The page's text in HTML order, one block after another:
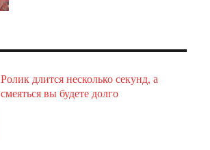
Ролик длится несколько секунд, а
смеяться вы будете долго